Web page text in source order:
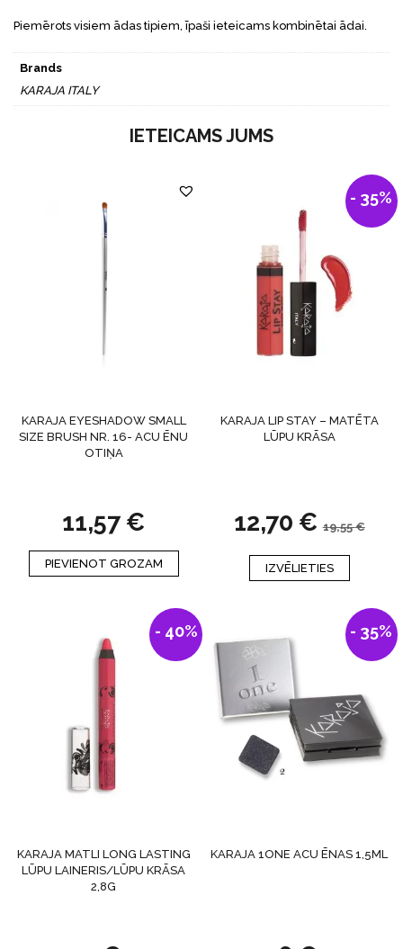
Piemērots visiem ādas tipiem, īpaši ieteicams kombinētai ādai.
Brands
KARAJA ITALY
IETEICAMS JUMS
KARAJA EYESHADOW SMALL
SIZE BRUSH NR. 16- ACU ĒNU
OTIŅA
11,57€
PIEVIENOT GROZAM
- 35%
KARAJA LIP STAY – MATĒTA
LŪPU KRĀSA
12,70 € 19,55€
IZVĒLIETIES
has
variants.
The
options
chosen
the
product
- 40%
KARAJA MATLI LONG LASTING
LŪPU LAINERIS/LŪPU KRĀSA
2,8G
- 35%
KARAJA 1ONE ACU ĒNAS 1,5ML